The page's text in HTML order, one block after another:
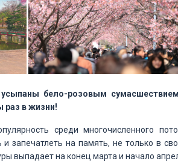
бело-розовым
раз в жизни!
среди многочисленного
запечатлеть на память, не только в
выпадает на конец марта и начало